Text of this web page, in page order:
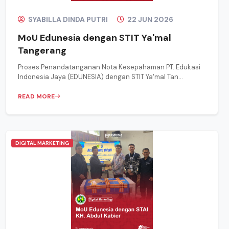
SYABILLA DINDA PUTRI 22 JUN 2026
MoU Edunesia dengan STIT Ya'mal
Tangerang
Proses Penandatanganan Nota Kesepahaman PT. Edukasi
Indonesia Jaya (EDUNESIA) dengan STIT Ya'mal Tan...
READ MORE
DIGITAL MARKETING